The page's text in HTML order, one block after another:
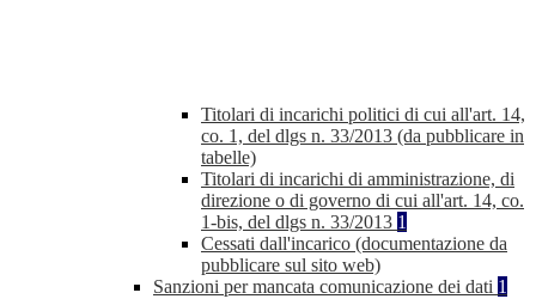
Titolari di incarichi politici di cui all'art. 14,
co. 1, del dlgs n. 33/2013 (da pubblicare in
tabelle)
Titolari di incarichi di amministrazione, di
direzione o di governo di cui all'art. 14, co.
1-bis, del dlgs n. 33/2013 1
Cessati dall'incarico (documentazione da
pubblicare sul sito web)
Sanzioni per mancata comunicazione dei dati 1